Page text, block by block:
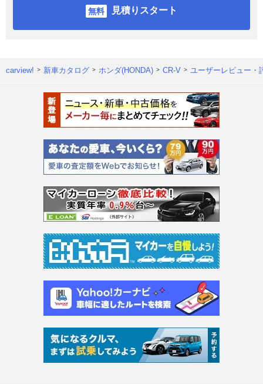
見積りスタート
carview! 新車カタログ ホンダ(HONDA) CR-V ユーザーレビュー・